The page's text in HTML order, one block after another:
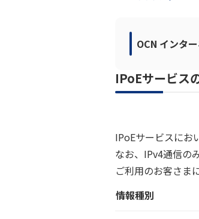
OCN インタ
IPoEサービス
IPoEサービスにお
なお、IPv4通信の
ご利用のお客さま
情報種別